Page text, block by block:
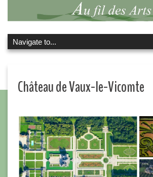
Château de Vaux-le-Vicomte